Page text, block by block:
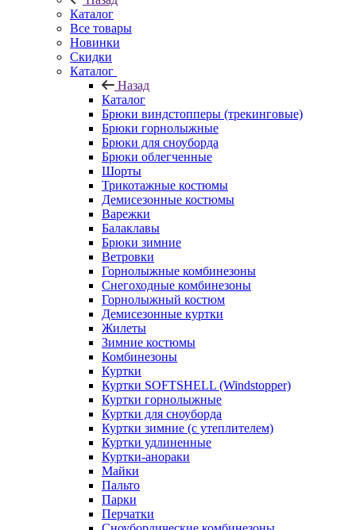
Каталог
Все товары
Новинки
Скидки
Каталог
Назад
Каталог
Брюки виндстопперы (трекинговые)
Брюки горнолыжные
Брюки для сноуборда
Брюки облегченные
Шорты
Трикотажные костюмы
Демисезонные костюмы
Варежки
Балаклавы
Брюки зимние
Ветровки
Горнолыжные комбинезоны
Снегоходные комбинезоны
Горнолыжный костюм
Демисезонные куртки
Жилеты
Зимние костюмы
Комбинезоны
Куртки
Куртки SOFTSHELL (Windstopper)
Куртки горнолыжные
Куртки для сноуборда
Куртки зимние (с утеплителем)
Куртки удлиненные
Куртки-анораки
Майки
Пальто
Парки
Перчатки